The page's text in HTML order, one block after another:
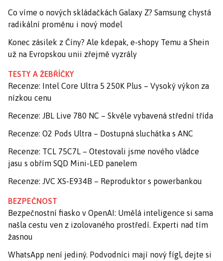
Co víme o nových skládačkách Galaxy Z? Samsung chystá
radikální proměnu i nový model
Konec zásilek z Číny? Ale kdepak, e-shopy Temu a Shein
už na Evropskou unii zřejmě vyzrály
TESTY A ŽEBŘÍČKY
Recenze: Intel Core Ultra 5 250K Plus – Vysoký výkon za
nízkou cenu
Recenze: JBL Live 780 NC – Skvěle vybavená střední třída
Recenze: O2 Pods Ultra – Dostupná sluchátka s ANC
Recenze: TCL 75C7L – Otestovali jsme nového vládce
jasu s obřím SQD Mini-LED panelem
Recenze: JVC XS-E934B – Reproduktor s powerbankou
BEZPEČNOST
Bezpečnostní fiasko v OpenAI: Umělá inteligence si sama
našla cestu ven z izolovaného prostředí. Experti nad tím
žasnou
WhatsApp není jediný. Podvodníci mají nový fígl, dejte si